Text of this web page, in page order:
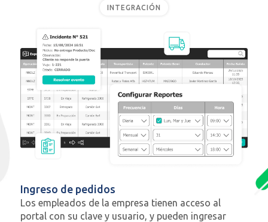
INTEGRACIÓN
Ingreso de pedidos
Los empleados de la empresa tienen acceso al
portal con su clave y usuario, y pueden ingresar